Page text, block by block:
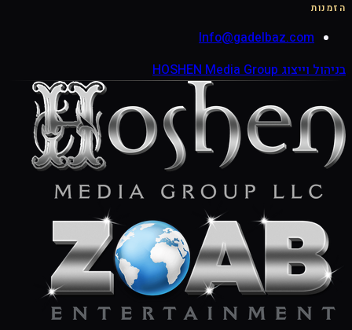
הזמנות
Info@gadelbaz.com
בניהול וייצוג HOSHEN Media Group